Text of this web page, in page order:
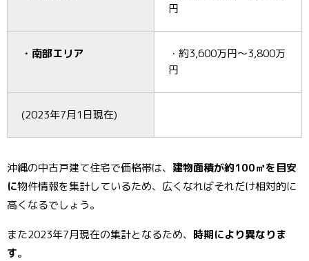
円
・南部エリア
・約3,600万円～3,800万
円
(2023年7月1日現在)
沖縄の中古戸建て住宅で価格帯は、 建物面積が約100㎡を目安
に物件情報を集計しているため、広くなればそれだけ相対的に
高くなるでしょう。
また2023年7月現在の集計となるため、 時期により異なりま
す。